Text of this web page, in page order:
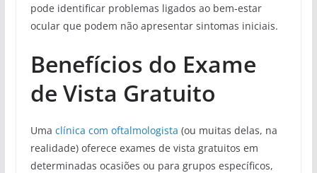
pode identificar problemas ligados ao bem-estar
ocular que podem não apresentar sintomas iniciais.
Benefícios do Exame
de Vista Gratuito
Uma clínica com oftalmologista (ou muitas delas, na
realidade) oferece exames de vista gratuitos em
determinadas ocasiões ou para grupos específicos,